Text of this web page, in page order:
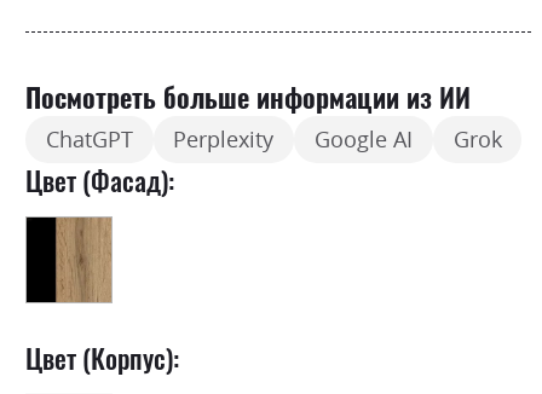
Посмотреть больше информации из ИИ
ChatGPT Perplexity Google AI Grok
Цвет (Фасад):
Цвет (Корпус):